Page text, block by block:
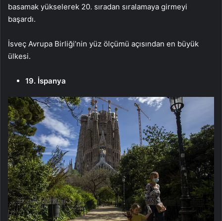
basamak yükselerek 20. sıradan sıralamaya girmeyi
başardı.
İsveç Avrupa Birliği’nin yüz ölçümü açısından en büyük
ülkesi.
19. İspanya